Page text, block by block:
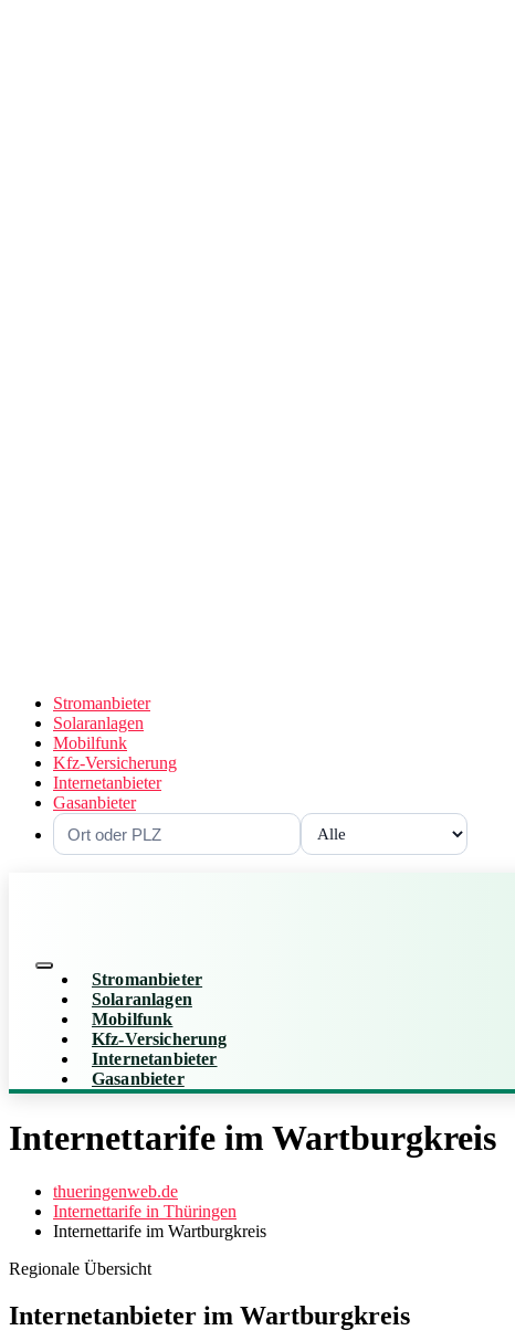
Stromanbieter
Solaranlagen
Mobilfunk
Kfz-Versicherung
Internetanbieter
Gasanbieter
Stromanbieter
Solaranlagen
Mobilfunk
Kfz-Versicherung
Internetanbieter
Gasanbieter
Internettarife im Wartburgkreis
thueringenweb.de
Internettarife in Thüringen
Internettarife im Wartburgkreis
Regionale Übersicht
Internetanbieter im Wartburgkreis